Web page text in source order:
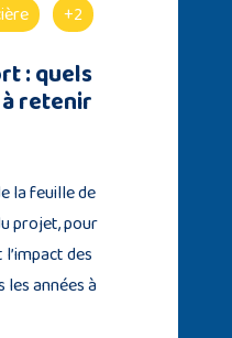
+2
: quels
retenir
la feuille de
projet, pour
des
années à